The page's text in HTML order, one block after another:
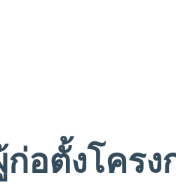
อตั้งโครง